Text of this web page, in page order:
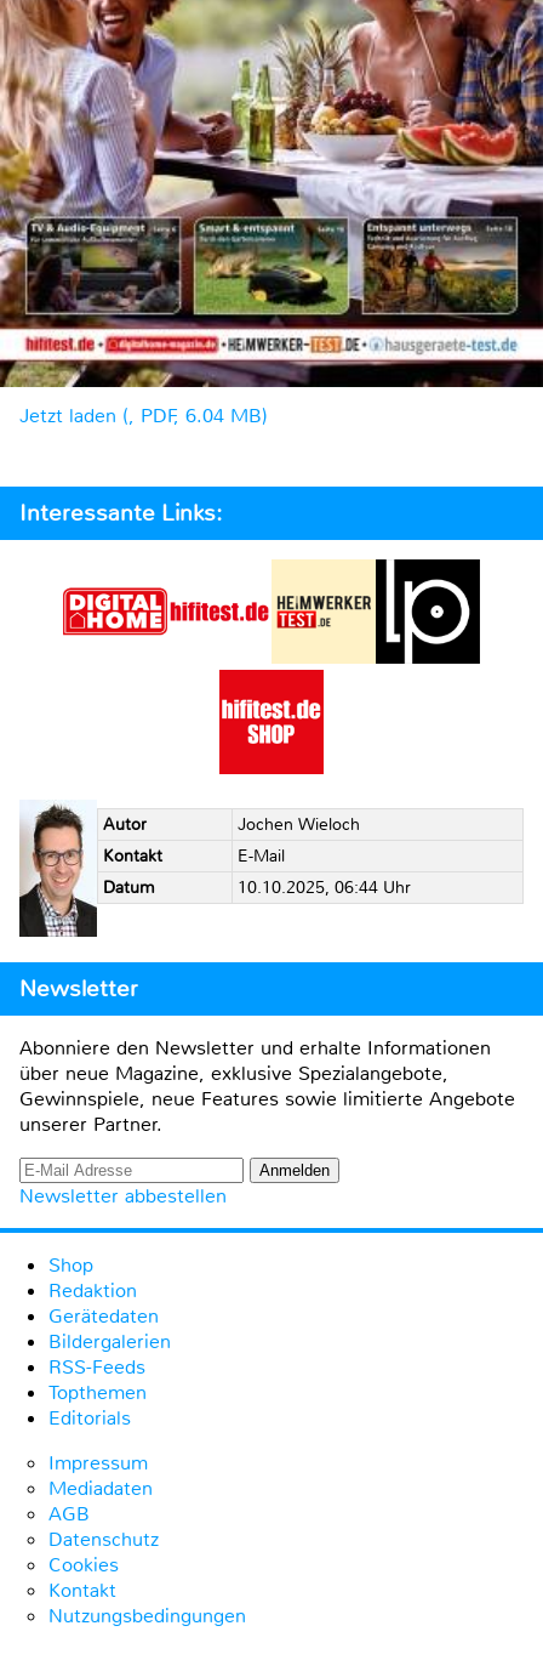
Jetzt laden (, PDF, 6.04 MB)
Interessante Links:
Autor
Jochen Wieloch
Kontakt
E-Mail
Datum
10.10.2025, 06:44 Uhr
Newsletter
Abonniere den Newsletter und erhalte Informationen
über neue Magazine, exklusive Spezialangebote,
Gewinnspiele, neue Features sowie limitierte Angebote
unserer Partner.
Newsletter abbestellen
Shop
Redaktion
Gerätedaten
Bildergalerien
RSS-Feeds
Topthemen
Editorials
Impressum
Mediadaten
AGB
Datenschutz
Cookies
Kontakt
Nutzungsbedingungen